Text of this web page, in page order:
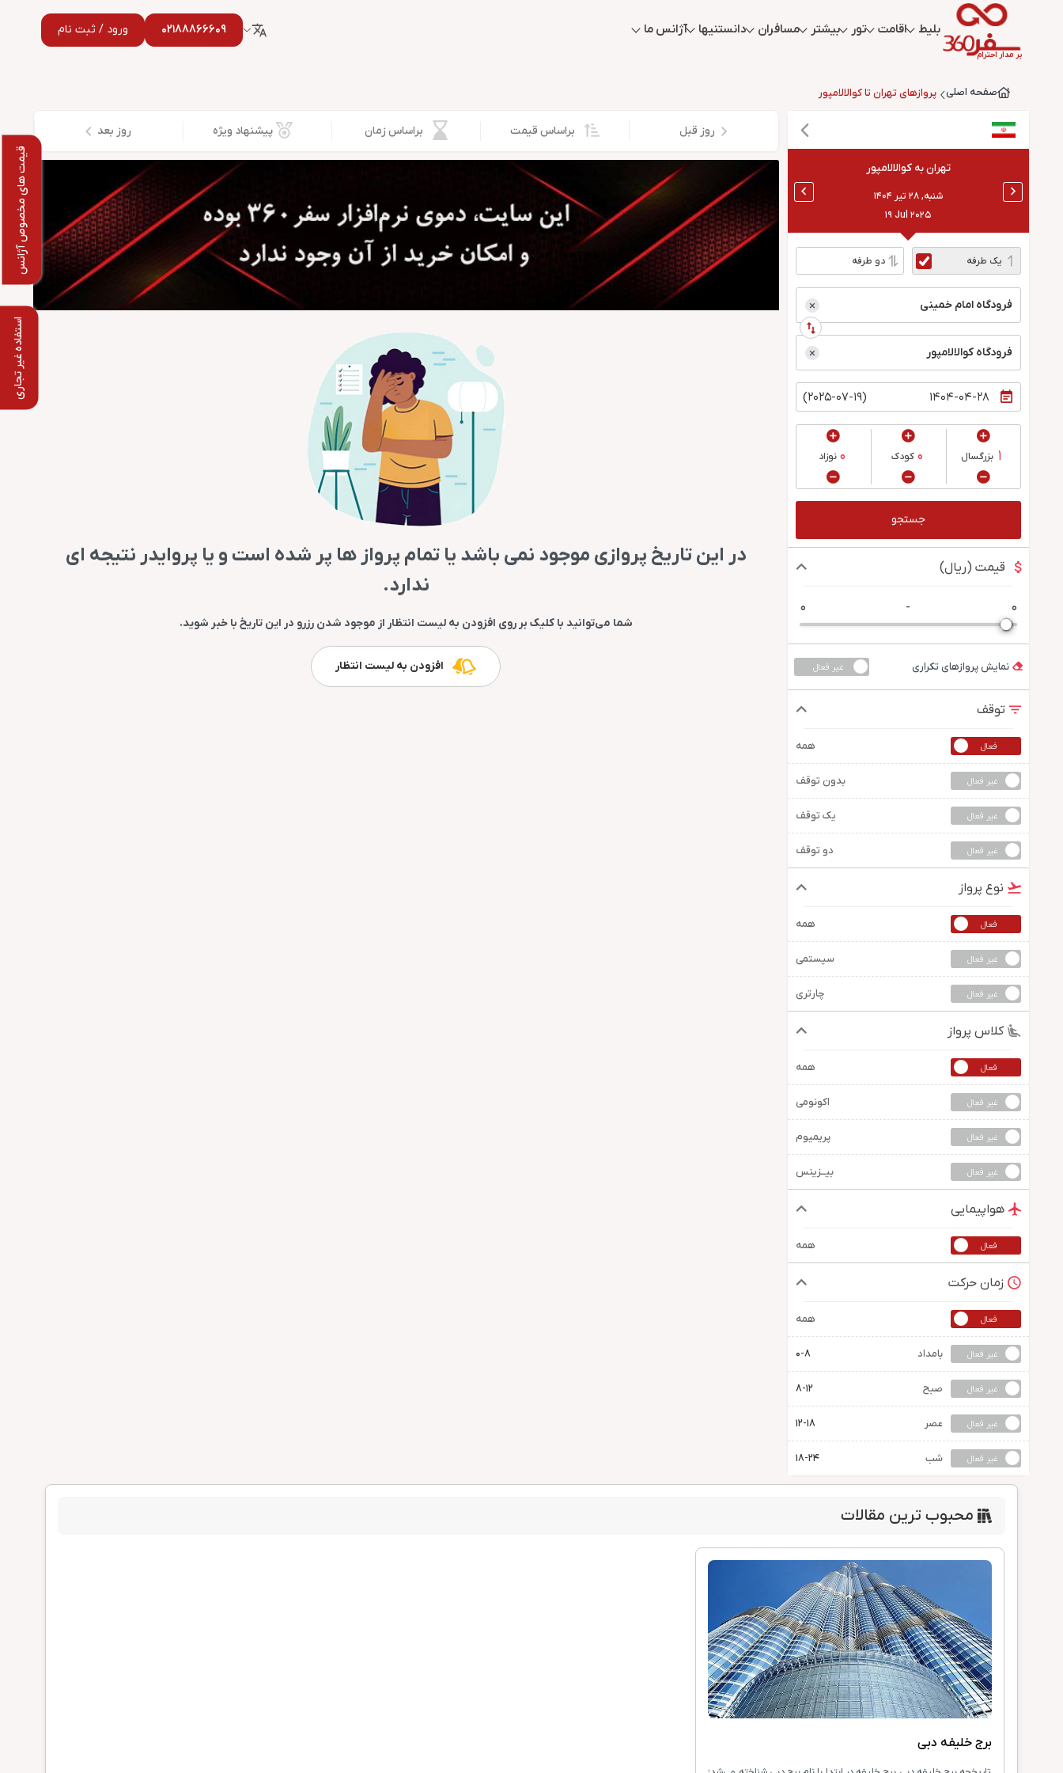
بر مدار احترام
بلیط اقامت تور بیشتر مسافران دانستنیها آژانس ما 02188866609 ورود / ثبت نام
قیمت های مخصوص آژانس
استفاده غیر تجاری
صفحه اصلی پروازهای تهران تا کوالالامپور
تهرانبهکوالالامپور
شنبه, ۲۸ تیر ۱۴۰۴
19 Jul 2025
یک طرفه دو طرفه
×
×
(2025-07-19)
بزرگسال کودک نوزاد
جستجو
قیمت (ریال)
0
-
0
نمایش پروازهای تکراری
توقف
همه
بدون توقف
یک توقف
دو توقف
نوع پرواز
همه
سیستمی
چارتری
کلاس پرواز
همه
اکونومی
پریمیوم
بیــزینس
هواپیمایی
همه
زمان حرکت
همه
0-8 بامداد
8-12 صبح
12-18 عصر
18-24 شب
روز قبل براساس قیمت براساس زمان پیشنهاد ویژه روز بعد
در این تاریخ پروازی موجود نمی باشد یا تمام پرواز ها پر شده است و یا پروایدر نتیجه ای
ندارد.
شما می‌توانید با کلیک بر روی افزودن به لیست انتظار از موجود شدن رزرو در این تاریخ با خبر شوید.
محبوب ترین مقالات
برج خلیفه دبی